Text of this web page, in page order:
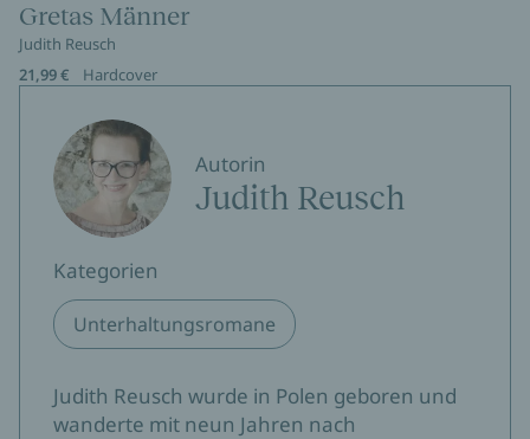
Gretas Männer
Judith Reusch
21,99 €
Hardcover
Autorin
Judith Reusch
Kategorien
Unterhaltungsromane
Judith Reusch wurde in Polen geboren und
wanderte mit neun Jahren nach